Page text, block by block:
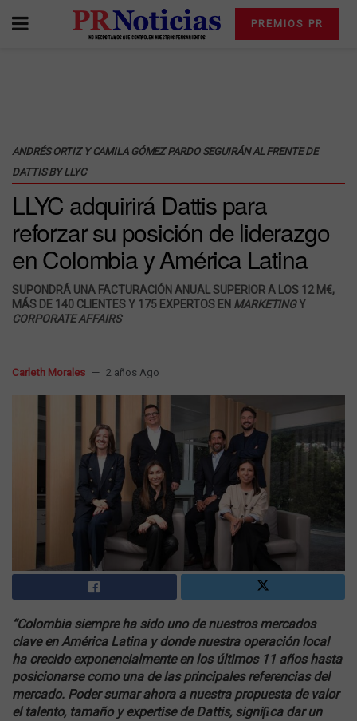
PREMIOS PR
ANDRÉS ORTIZ Y CAMILA GÓMEZ PARDO SEGUIRÁN AL FRENTE DE
DATTIS BY LLYC
LLYC adquirirá Dattis para
reforzar su posición de liderazgo
en Colombia y América Latina
SUPONDRÁ UNA FACTURACIÓN ANUAL SUPERIOR A LOS 12 M€,
MÁS DE 140 CLIENTES Y 175 EXPERTOS EN MARKETINGY
CORPORATE AFFAIRS
Carleth Morales 2 años Ago
“Colombia siempre ha sido uno de nuestros mercados
clave en América Latina y donde nuestra operación local
ha crecido exponencialmente en los últimos 11 años hasta
posicionarse como una de las principales referencias del
mercado. Poder sumar ahora a nuestra propuesta de valor
el talento, tamaño y expertise de Dattis, signiﬁca dar un